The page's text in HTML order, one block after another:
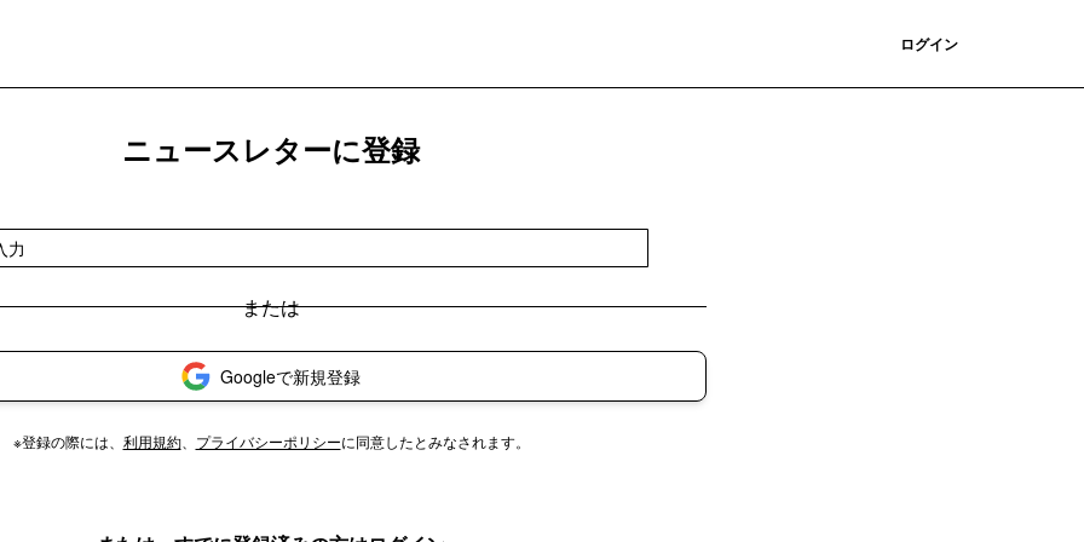
ログイン
ニュースレターに登録
Googleで新規登録
※登録の際には、 利用規約、 プライバシーポリシーに同意したとみなされます。